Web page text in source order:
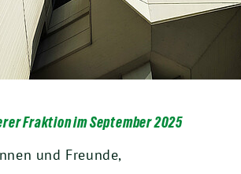
Fraktion im September 2025
und Freunde,